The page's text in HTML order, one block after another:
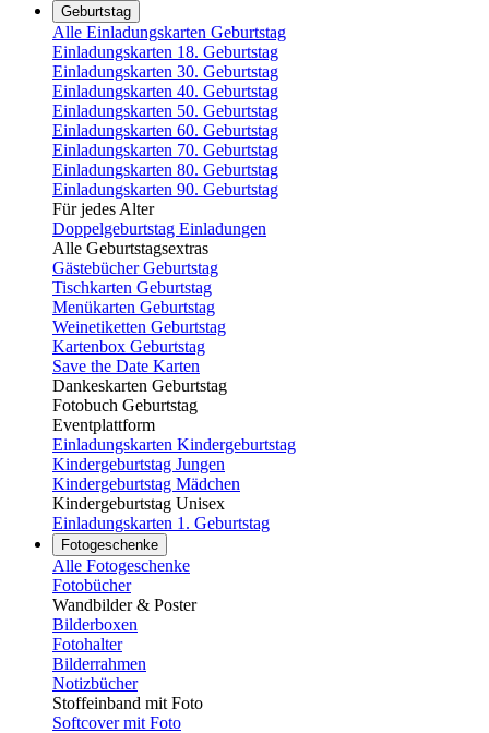
Geburtstag
Alle Einladungskarten Geburtstag
Einladungskarten 18. Geburtstag
Einladungskarten 30. Geburtstag
Einladungskarten 40. Geburtstag
Einladungskarten 50. Geburtstag
Einladungskarten 60. Geburtstag
Einladungskarten 70. Geburtstag
Einladungskarten 80. Geburtstag
Einladungskarten 90. Geburtstag
Für jedes Alter
Doppelgeburtstag Einladungen
Alle Geburtstagsextras
Gästebücher Geburtstag
Tischkarten Geburtstag
Menükarten Geburtstag
Weinetiketten Geburtstag
Kartenbox Geburtstag
Save the Date Karten
Dankeskarten Geburtstag
Fotobuch Geburtstag
Eventplattform
Einladungskarten Kindergeburtstag
Kindergeburtstag Jungen
Kindergeburtstag Mädchen
Kindergeburtstag Unisex
Einladungskarten 1. Geburtstag
Fotogeschenke
Alle Fotogeschenke
Fotobücher
Wandbilder & Poster
Bilderboxen
Fotohalter
Bilderrahmen
Notizbücher
Stoffeinband mit Foto
Softcover mit Foto